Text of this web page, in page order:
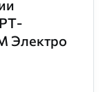
Электро